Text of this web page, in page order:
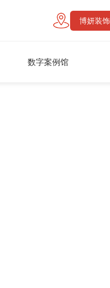
博妍装饰
数字案例馆